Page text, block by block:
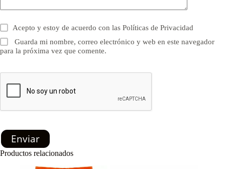
Acepto y estoy de acuerdo con lasPolíticas de Privacidad
Guarda mi nombre, correo electrónico y web en este navegador
para la próxima vez que comente.
Enviar
Productos relacionados